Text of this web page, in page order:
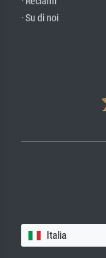
· Su di noi
Italia